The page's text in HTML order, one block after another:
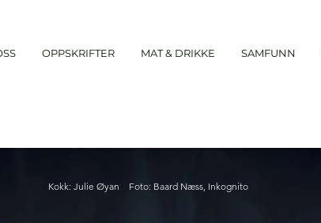
OPPSKRIFTER MAT & DRIKKE SAMFUNN
Kokk: Julie Øyan Foto: Baard Næss, Inkognito